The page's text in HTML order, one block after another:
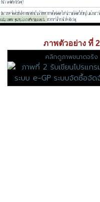
ภาพตัวอย่าง ที่ 2
คลิกดูภาพขนาดจริง